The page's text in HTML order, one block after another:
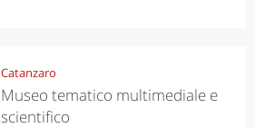
Catanzaro
Museo tematico multimediale e
scientifico